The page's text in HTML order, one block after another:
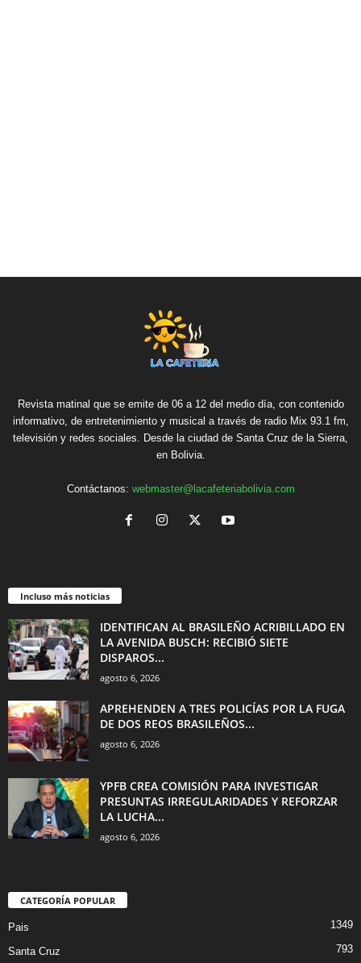
Revista matinal que se emite de 06 a 12 del medio día, con contenido
informativo, de entretenimiento y musical a través de radio Mix 93.1 fm,
televisión y redes sociales. Desde la ciudad de Santa Cruz de la Sierra,
en Bolivia.
Contáctanos: webmaster@lacafeteriabolivia.com
Incluso más noticias
IDENTIFICAN AL BRASILEÑO ACRIBILLADO EN
LA AVENIDA BUSCH: RECIBIÓ SIETE
DISPAROS...
agosto 6, 2026
APREHENDEN A TRES POLICÍAS POR LA FUGA
DE DOS REOS BRASILEÑOS...
agosto 6, 2026
YPFB CREA COMISIÓN PARA INVESTIGAR
PRESUNTAS IRREGULARIDADES Y REFORZAR
LA LUCHA...
agosto 6, 2026
CATEGORÍA POPULAR
Pais 1349
Santa Cruz 793